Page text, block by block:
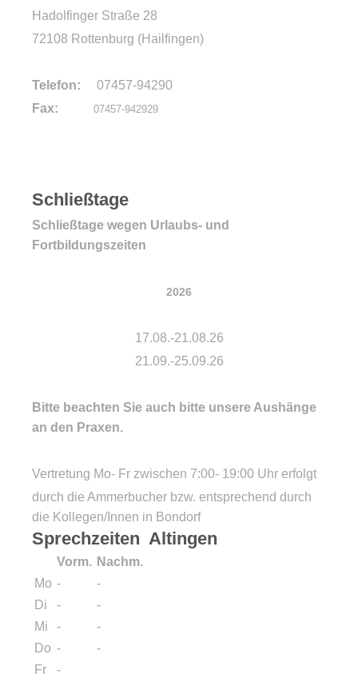
Hadolfinger Straße 28
72108 Rottenburg (Hailfingen)
Telefon:
07457-94290
Fax:
07457-942929
Schließtage
Schließtage wegen Urlaubs- und
Fortbildungszeiten
2026
17.08.-21.08.26
21.09.-25.09.26
Bitte beachten Sie auch bitte unsere Aushänge
an den Praxen.
Vertretung Mo- Fr zwischen 7:00- 19:00 Uhr erfolgt
durch die Ammerbucher bzw. entsprechend durch
die Kollegen/Innen in Bondorf
Sprechzeiten Altingen
Vorm. Nachm.
Mo -
-
Di
-
-
Mi
-
-
Do -
-
Fr
-